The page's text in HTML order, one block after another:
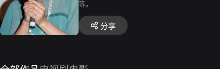
等。
分享